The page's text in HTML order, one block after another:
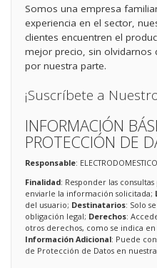
Somos una empresa
experiencia en el sector,
clientes encuentren el
mejor precio, sin olvidarnos
por nuestra parte.
¡Suscríbete a
INFORMACIÓN
PROTECCIÓN DE
Responsable:
Finalidad: Responder las
enviarle la información solicitada;
del usuario; Destinatarios: Solo
obligación legal; Derechos:
otros derechos, como se indica
Información Adicional: Puede
de Protección de Datos en nuestra